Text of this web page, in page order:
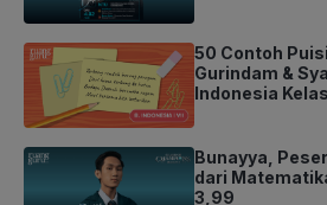
50 Contoh
Gurindam &
Indonesia
Bunayya,
dari
3,99